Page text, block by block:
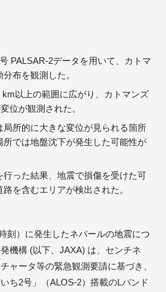
PALSAR-2データを用いて、カトマ
布を観測した。
以上の範囲に広がり、カトマンズ
位が観測された。
局所的に大きな変位が見られる箇所
所では地盤沈下が発生した可能性が
行った結果、地震で損傷を受けた可
を含むエリアが検出された。
刻）に発生したネパールの地震につ
機構 (以下、JAXA) は、センチネ
ャータ等の緊急観測要請に基づき、
ち2号」（ALOS-2）搭載のLバンド